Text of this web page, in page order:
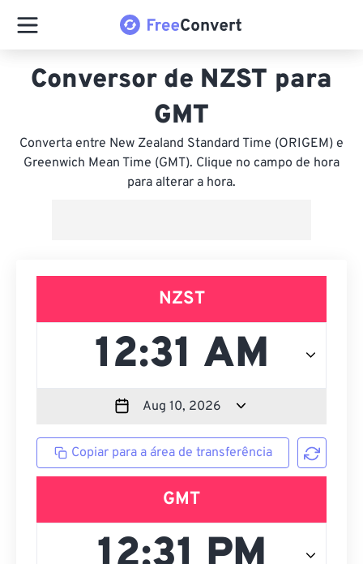
Conversor de NZST para
GMT
Converta entre New Zealand Standard Time (ORIGEM) e
Greenwich Mean Time (GMT). Clique no campo de hora
para alterar a hora.
NZST
Copiar para a área de transferência
GMT